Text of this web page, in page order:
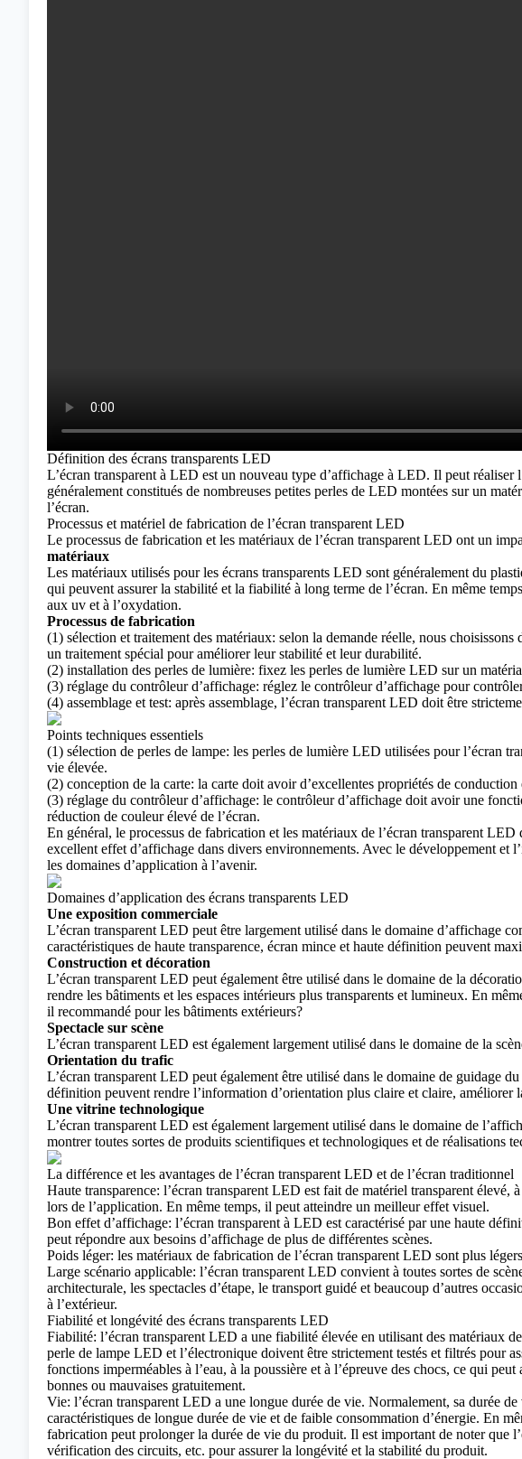
Définition des écrans transparents LED
L’écran transparent à LED est un nouveau type d’affichage à LED. Il peut réaliser
généralement constitués de nombreuses petites perles de LED montées sur un
l’écran.
Processus et matériel de fabrication de l’écran transparent LED
Le processus de fabrication et les matériaux de l’écran transparent LED ont un
matériaux
Les matériaux utilisés pour les écrans transparents LED sont généralement du
qui peuvent assurer la stabilité et la fiabilité à long terme de l’écran. En même
aux uv et à l’oxydation.
Processus de fabrication
(1) sélection et traitement des matériaux: selon la demande réelle, nous
un traitement spécial pour améliorer leur stabilité et leur durabilité.
(2) installation des perles de lumière: fixez les perles de lumière LED sur un
(3) réglage du contrôleur d’affichage: réglez le contrôleur d’affichage pour
(4) assemblage et test: après assemblage, l’écran transparent LED doit être
Points techniques essentiels
(1) sélection de perles de lampe: les perles de lumière LED utilisées pour l’écran
vie élevée.
(2) conception de la carte: la carte doit avoir d’excellentes propriétés de
(3) réglage du contrôleur d’affichage: le contrôleur d’affichage doit avoir une
réduction de couleur élevé de l’écran.
En général, le processus de fabrication et les matériaux de l’écran transparent
excellent effet d’affichage dans divers environnements. Avec le développement
les domaines d’application à l’avenir.
Domaines d’application des écrans transparents LED
Une exposition commerciale
L’écran transparent LED peut être largement utilisé dans le domaine d’affichage
caractéristiques de haute transparence, écran mince et haute définition peuvent
Construction et décoration
L’écran transparent LED peut également être utilisé dans le domaine de la
rendre les bâtiments et les espaces intérieurs plus transparents et lumineux. En
il recommandé pour les bâtiments extérieurs?
Spectacle sur scène
L’écran transparent LED est également largement utilisé dans le domaine de la
Orientation du trafic
L’écran transparent LED peut également être utilisé dans le domaine de guidage
définition peuvent rendre l’information d’orientation plus claire et claire, améliorer
Une vitrine technologique
L’écran transparent LED est également largement utilisé dans le domaine de
montrer toutes sortes de produits scientifiques et technologiques et de réalisations
La différence et les avantages de l’écran transparent LED et de l’écran traditionnel
Haute transparence: l’écran transparent LED est fait de matériel transparent
lors de l’application. En même temps, il peut atteindre un meilleur effet visuel.
Bon effet d’affichage: l’écran transparent à LED est caractérisé par une haute
peut répondre aux besoins d’affichage de plus de différentes scènes.
Poids léger: les matériaux de fabrication de l’écran transparent LED sont plus
Large scénario applicable: l’écran transparent LED convient à toutes sortes de
architecturale, les spectacles d’étape, le transport guidé et beaucoup d’autres
à l’extérieur.
Fiabilité et longévité des écrans transparents LED
Fiabilité: l’écran transparent LED a une fiabilité élevée en utilisant des matériaux
perle de lampe LED et l’électronique doivent être strictement testés et filtrés pour
fonctions imperméables à l’eau, à la poussière et à l’épreuve des chocs, ce qui
bonnes ou mauvaises gratuitement.
Vie: l’écran transparent LED a une longue durée de vie. Normalement, sa durée
caractéristiques de longue durée de vie et de faible consommation d’énergie. En
fabrication peut prolonger la durée de vie du produit. Il est important de noter que
vérification des circuits, etc. pour assurer la longévité et la stabilité du produit.